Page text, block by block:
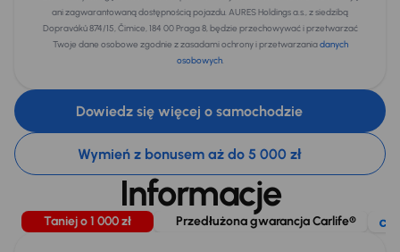
ani zagwarantowaną dostępnością pojazdu. AURES Holdings a.s., z siedzibą
Dopraváků 874/15, Čimice, 184 00 Praga 8, będzie przechowywać i przetwarzać
Twoje dane osobowe zgodnie z zasadami ochrony i przetwarzaniadanych
osobowych.
Dowiedz się więcej o samochodzie
Wymień z bonusem aż do 5 000 zł
Informacje
Taniej o 1 000 zł Przedłużona gwarancja Carlife®